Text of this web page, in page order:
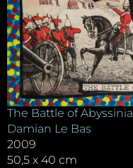
The Battle of Abyssinia
Damian Le Bas
2009
50,5 x 40 cm